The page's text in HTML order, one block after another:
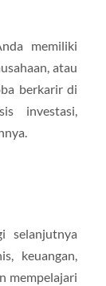
memiliki
atau
berkarir di
investasi,
selanjutnya
keuangan,
mempelajari